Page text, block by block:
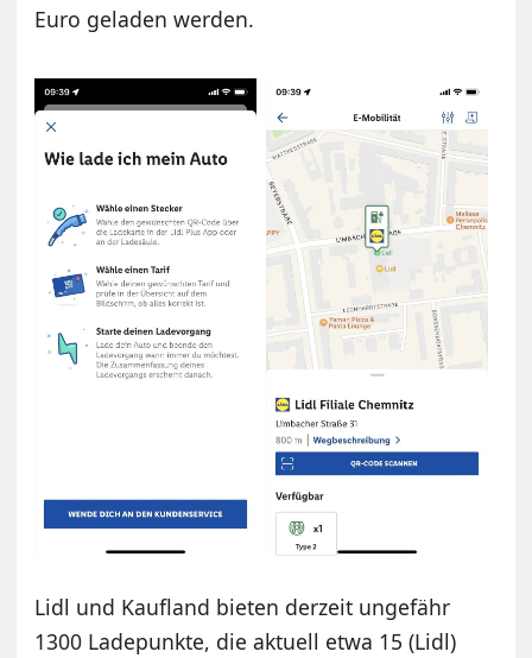
Euro geladen werden.
Lidl und Kaufland bieten derzeit ungefähr
1300 Ladepunkte, die aktuell etwa 15 (Lidl)